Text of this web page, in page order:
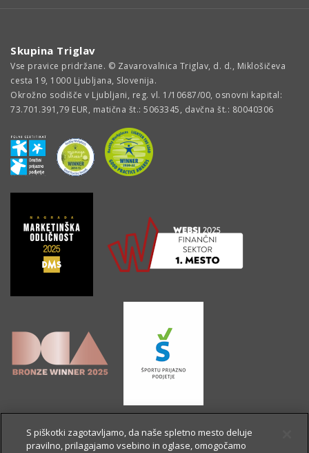
Skupina Triglav
Vse pravice pridržane. © Zavarovalnica Triglav, d. d., Miklošičeva
cesta 19, 1000 Ljubljana, Slovenija.
Okrožno sodišče v Ljubljani, reg. vl. 1/10687/00, osnovni kapital:
73.701.391,79 EUR, matična št.: 5063345, davčna št.: 80040306
S piškotki zagotavljamo, da naše spletno mesto deluje
pravilno, prilagajamo vsebino in oglase, omogočamo